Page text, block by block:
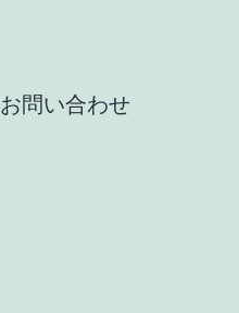
お問い合わせ